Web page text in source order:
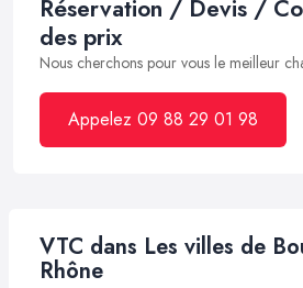
Réservation / Devis /
des prix
Nous cherchons pour vous le meilleur
Appelez 09 88 29 01 98
VTC dans Les villes de
Rhône